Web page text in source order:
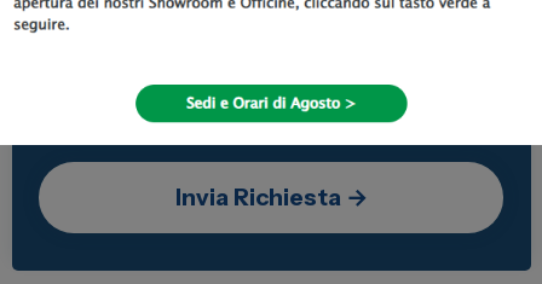
Letta l'
Acconsento
Non Acconsento